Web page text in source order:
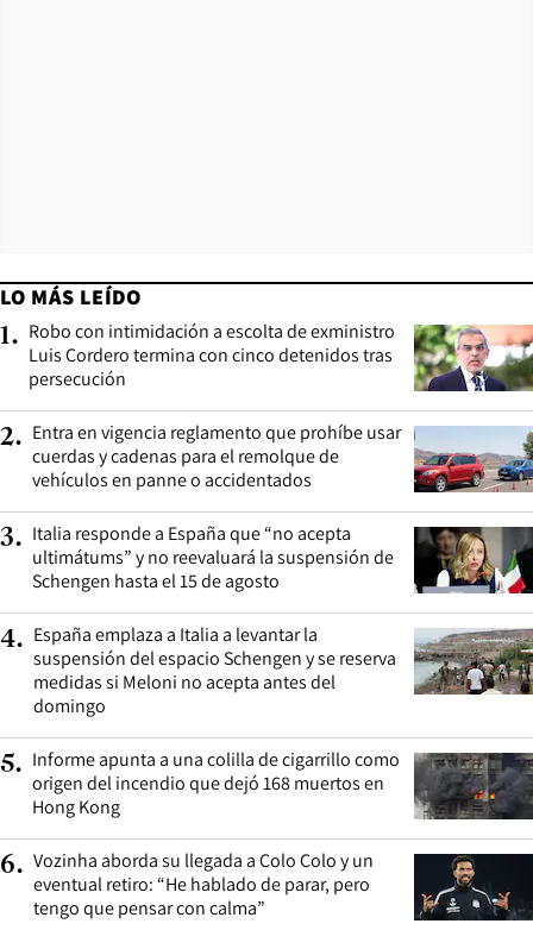
LO MÁS LEÍDO
1. Robo con intimidación a escolta de exministro
Luis Cordero termina con cinco detenidos tras
persecución
2. Entra en vigencia reglamento que prohíbe usar
cuerdas y cadenas para el remolque de
vehículos en panne o accidentados
3. Italia responde a España que “no acepta
ultimátums” y no reevaluará la suspensión de
Schengen hasta el 15 de agosto
4. España emplaza a Italia a levantar la
suspensión del espacio Schengen y se reserva
medidas si Meloni no acepta antes del
domingo
5. Informe apunta a una colilla de cigarrillo como
origen del incendio que dejó 168 muertos en
Hong Kong
6. Vozinha aborda su llegada a Colo Colo y un
eventual retiro: “He hablado de parar, pero
tengo que pensar con calma”